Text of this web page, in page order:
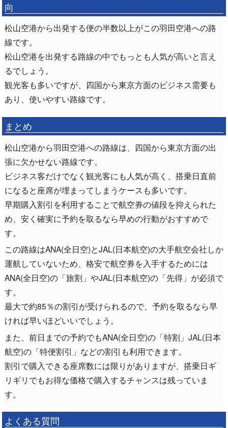
向
松山空港から出発する便の半数以上がこの羽田空港への路
線です。
松山空港を出発する路線の中でもっとも人気が高いと言え
るでしょう。
観光客も多いですが、四国から東京方面のビジネス需要も
あり、使いやすい路線です。
まとめ
松山空港から羽田空港への路線は、四国から東京方面の出
張に欠かせない路線です。
ビジネス客だけでなく観光客にも人気が高く、搭乗日直前
になると座席が埋まってしまうケースも多いです。
早期購入割引を利用することで航空券の値段を抑えられた
め、安く確実に予約を取るなら早めの行動がおすすめで
す。
この路線はANA(全日空)とJAL(日本航空)の大手航空会社しか
運航していないため、格安で航空券を入手するためには
ANA(全日空)の「旅割」やJAL(日本航空)の「先得」が必須で
す。
最大で約85％の割引が受けられるので、予約を取るなら早
ければ早いほどいいでしょう。
また、前日までの予約でもANA(全日空)の「特割」JAL(日本
航空)の「特便割引」などの割引も利用できます。
割引で購入できる座席数には限りがありますが、搭乗日ギ
リギリでもお得な価格で購入するチャンスは残っていま
す。
よくある質問